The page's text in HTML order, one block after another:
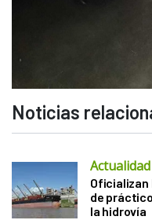
Noticias
Actualidad
Oficializan
de
la hidrovía